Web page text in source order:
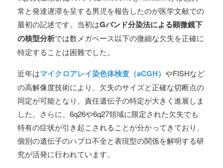
常と発達遅滞を呈する男児を報告したのが医学文献での
最初の記述です。当初はGバンド分染法による顕微鏡下
の核型分析では数メガベース以下の微細な欠失を正確に
特定することは困難でした。
近年はマイクロアレイ染色体検査（aCGH） やFISHなど
の高解像度技術により、欠失のサイズと正確な切断点の
同定が可能となり、責任遺伝子の特定が大きく進展しま
した。さらに、6q26や6q27領域に限定された欠失でも
特有の症状が引き起こされることが分かってきており、
個別の遺伝子のハプロ不全と表現型の関係を解明する研
究が活発に行われています。